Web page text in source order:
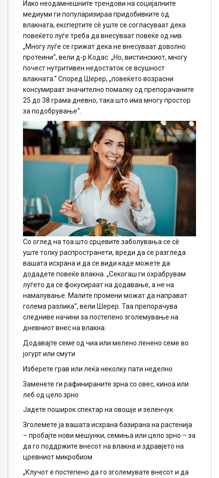
Иако неодамнешните трендови на социјалните
медиуми ги популаризираа придобивките од
влакната, експертите сè уште се согласуваат дека
повеќето луѓе треба да внесуваат повеќе од нив.
„Многу луѓе се грижат дека не внесуваат доволно
протеини“, вели д-р Кодас. „Но, вистинскиот, многу
почест нутритивен недостаток се всушност
влакната.“ Според Шерер, „повеќето возрасни
консумираат значително помалку од препорачаните
25 до 38 грама дневно, така што има многу простор
за подобрување“.
Со оглед на тоа што срцевите заболувања се сè
уште толку распространети, вреди да се разгледа
вашата исхрана и да се види каде можете да
додадете повеќе влакна. „Секогаш ги охрабрувам
луѓето да се фокусираат на додавање, а не на
намалување. Малите промени можат да направат
голема разлика“, вели Шерер. Таа препорачува
следниве начини за постепено зголемување на
дневниот внес на влакна:
Додавајте семе од чиа или мелено ленено семе во
јогурт или смути
Изберете грав или леќа неколку пати неделно
Заменете ги рафинираните зрна со овес, киноа или
леб од цело зрно
Јадете поширок спектар на овошје и зеленчук
Зголемете ја вашата исхрана базирана на растенија
– пробајте нови мешунки, семиња или цело зрно – за
да го поддржите внесот на влакна и здравјето на
цревниот микробиом
„Клучот е постепено да го зголемувате внесот и да